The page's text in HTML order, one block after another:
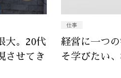
大。20代
させてき
仕事
経営に一つ
そ学びたい